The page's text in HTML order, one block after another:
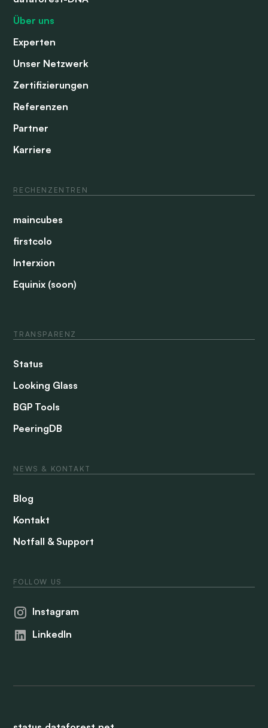
Über uns
Experten
Unser Netzwerk
Zertifizierungen
Referenzen
Partner
Karriere
RECHENZENTREN
maincubes
firstcolo
Interxion
Equinix (soon)
TRANSPARENZ
Status
Looking Glass
BGP Tools
PeeringDB
NEWS & KONTAKT
Blog
Kontakt
Notfall & Support
FOLLOW US
Instagram
LinkedIn